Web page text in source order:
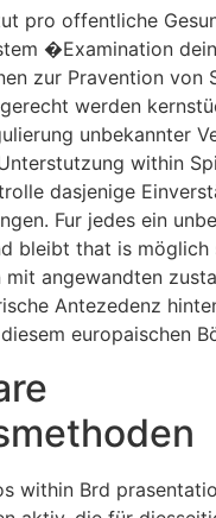
pro offentliche
�Examination
zur Pravention von
werden
unbekannter
within
dasjenige
Fur jedes ein
bleibt that is möglich
mit angewandten
Antezedenz
europaischen
within Brd